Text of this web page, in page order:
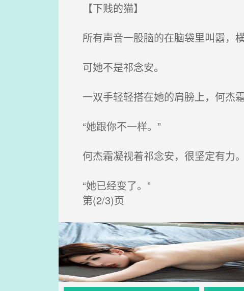
【下贱的猫】
所有声音一股脑的在脑袋里叫嚣，
可她不是祁念安。
一双手轻轻搭在她的肩膀上，何杰
“她跟你不一样。”
何杰霜凝视着祁念安，很坚定有力。
“她已经变了。”
第(2/3)页